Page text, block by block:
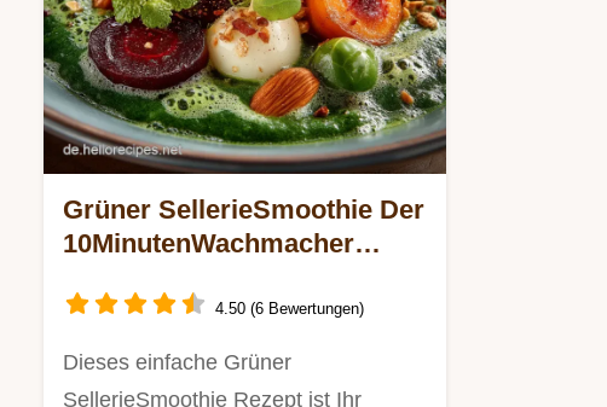
Grüner SellerieSmoothie Der
10MinutenWachmacher
4.50 (6 Bewertungen)
Dieses einfache Grüner
SellerieSmoothie Rezept ist Ihr